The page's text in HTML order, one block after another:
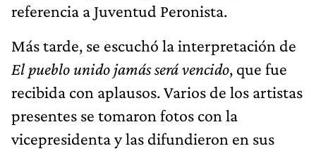
referencia a Juventud Peronista.
Más tarde, se escuchó la interpretación de
El pueblo unido jamás será vencido, que fue
recibida con aplausos. Varios de los artistas
presentes se tomaron fotos con la
vicepresidenta y las difundieron en sus